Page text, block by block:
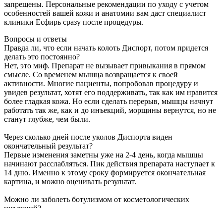
запрещены. Персональные рекомендации по уходу с учетом
особенностей вашей кожи и анатомии вам даст специалист
клиники Есфирь сразу после процедуры.
Вопросы и ответы
Правда ли, что если начать колоть Диспорт, потом придется
делать это постоянно?
Нет, это миф. Препарат не вызывает привыкания в прямом
смысле. Со временем мышца возвращается к своей
активности. Многие пациенты, попробовав процедуру и
увидев результат, хотят его поддерживать, так как им нравится
более гладкая кожа. Но если сделать перерыв, мышцы начнут
работать так же, как и до инъекций, морщины вернутся, но не
станут глубже, чем были.
Через сколько дней после уколов Диспорта виден
окончательный результат?
Первые изменения заметны уже на 2-4 день, когда мышцы
начинают расслабляться. Пик действия препарата наступает к
14 дню. Именно к этому сроку формируется окончательная
картина, и можно оценивать результат.
Можно ли заболеть ботулизмом от косметологических